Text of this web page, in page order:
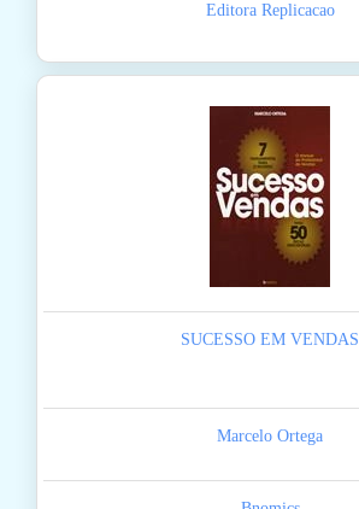
Editora Replicacao
SUCESSO EM VENDAS
Marcelo Ortega